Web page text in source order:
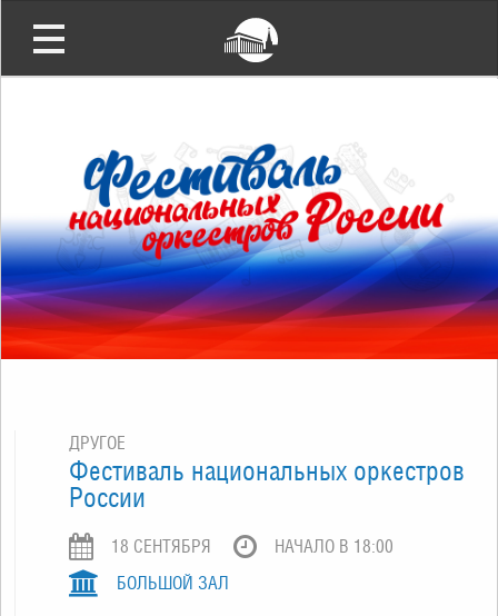
ДРУГОЕ
Фестиваль национальных оркестров
России
18 СЕНТЯБРЯ
НАЧАЛО В 18:00
БОЛЬШОЙ ЗАЛ